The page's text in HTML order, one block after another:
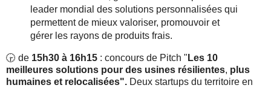
leader mondial des solutions personnalisées qui
permettent de mieux valoriser, promouvoir et
gérer les rayons de produits frais.
🕞 de 15h30 à 16h15 : concours de Pitch " Les 10
meilleures solutions pour des usines résilientes, plus
humaines et relocalisées". Deux startups du territoire en